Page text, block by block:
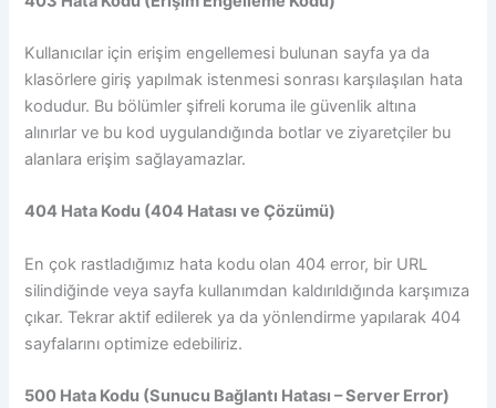
Kullanıcılar için erişim engellemesi bulunan sayfa ya da
klasörlere giriş yapılmak istenmesi sonrası karşılaşılan hata
kodudur. Bu bölümler şifreli koruma ile güvenlik altına
alınırlar ve bu kod uygulandığında botlar ve ziyaretçiler bu
alanlara erişim sağlayamazlar.
404 Hata Kodu (404 Hatası ve Çözümü)
En çok rastladığımız hata kodu olan 404 error, bir URL
silindiğinde veya sayfa kullanımdan kaldırıldığında karşımıza
çıkar. Tekrar aktif edilerek ya da yönlendirme yapılarak 404
sayfalarını optimize edebiliriz.
500 Hata Kodu (Sunucu Bağlantı Hatası – Server Error)